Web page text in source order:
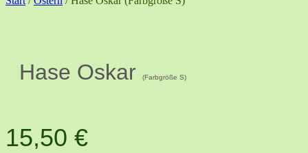
Hase Oskar (Farbgröße S)
15,50 €